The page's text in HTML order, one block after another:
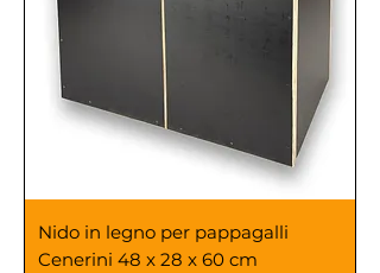
Nido in legno per pappagalli
Cenerini 48 x 28 x 60 cm